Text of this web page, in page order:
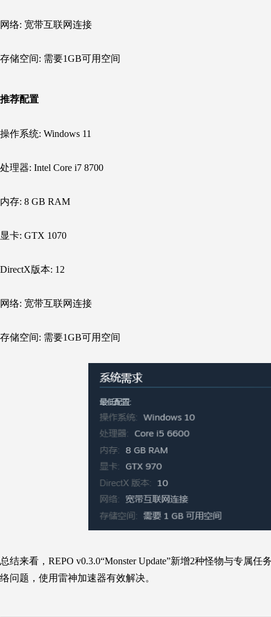
网络: 宽带互联网连接
存储空间: 需要1GB可用空间
推荐配置
操作系统: Windows 11
处理器: Intel Core i7 8700
内存: 8 GB RAM
显卡: GTX 1070
DirectX版本: 12
网络: 宽带互联网连接
存储空间: 需要1GB可用空间
总结来看，REPO v0.3.0“Monster Update”新增2种怪物与专属任
络问题，使用雷神加速器有效解决。